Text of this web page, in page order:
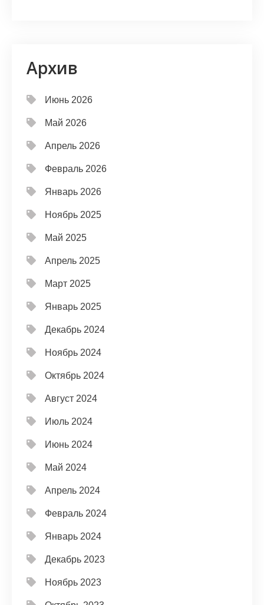
Архив
Июнь 2026
Май 2026
Апрель 2026
Февраль 2026
Январь 2026
Ноябрь 2025
Май 2025
Апрель 2025
Март 2025
Январь 2025
Декабрь 2024
Ноябрь 2024
Октябрь 2024
Август 2024
Июль 2024
Июнь 2024
Май 2024
Апрель 2024
Февраль 2024
Январь 2024
Декабрь 2023
Ноябрь 2023